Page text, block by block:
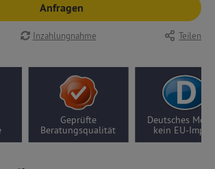
Anfragen
Inzahlungnahme Teilen
Geprüfte
Beratungsqualität
Deutsches Modell,
kein EU-Import